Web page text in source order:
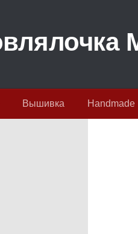
Вышивка Handmade